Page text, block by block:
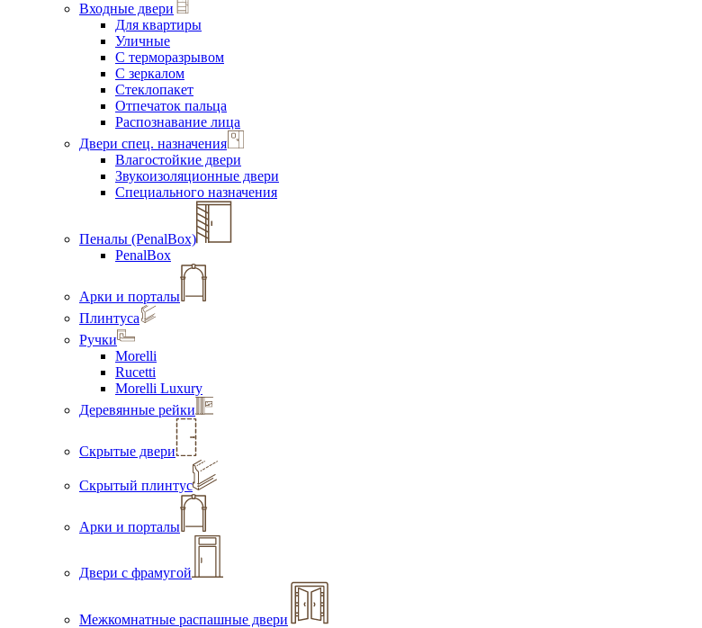
Входные двери
Для квартиры
Уличные
С терморазрывом
С зеркалом
Стеклопакет
Отпечаток пальца
Распознавание лица
Двери спец. назначения
Влагостойкие двери
Звукоизоляционные двери
Специального назначения
Пеналы (PenalBox)
PenalBox
Арки и порталы
Плинтуса
Ручки
Morelli
Rucetti
Morelli Luxury
Деревянные рейки
Скрытые двери
Скрытый плинтус
Арки и порталы
Двери с фрамугой
Межкомнатные распашные двери